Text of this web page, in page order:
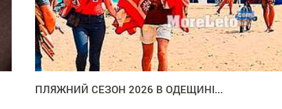
ПЛЯЖНИЙ СЕЗОН 2026 В ОДЕЩИНІ...